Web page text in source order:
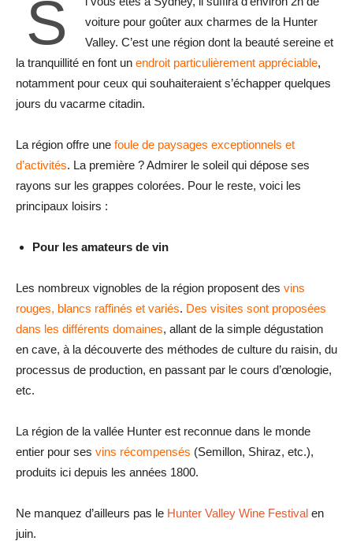
S
voiture pour goûter aux charmes de la Hunter
Valley. C’est une région dont la beauté sereine et
la tranquillité en font un endroit particulièrement appréciable,
notamment pour ceux qui souhaiteraient s’échapper quelques
jours du vacarme citadin.
La région offre une foule de paysages exceptionnels et
d’activités. La première ? Admirer le soleil qui dépose ses
rayons sur les grappes colorées. Pour le reste, voici les
principaux loisirs :
Pour les amateurs de vin
Les nombreux vignobles de la région proposent des vins
rouges, blancs raffinés et variés. Des visites sont proposées
dans les différents domaines, allant de la simple dégustation
en cave, à la découverte des méthodes de culture du raisin, du
processus de production, en passant par le cours d’œnologie,
etc.
La région de la vallée Hunter est reconnue dans le monde
entier pour ses vins récompensés (Semillon, Shiraz, etc.),
produits ici depuis les années 1800.
Ne manquez d’ailleurs pas le Hunter Valley Wine Festival en
juin.